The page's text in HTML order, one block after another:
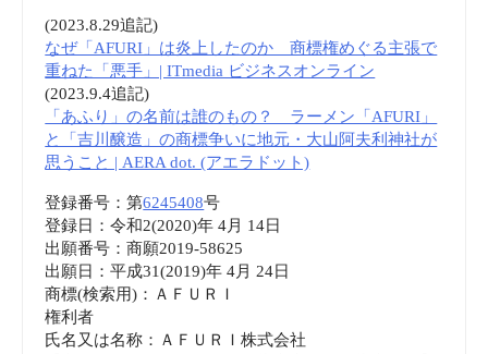
(2023.8.29追記)
なぜ「AFURI」は炎上したのか 商標権めぐる主張で
重ねた「悪手」| ITmedia ビジネスオンライン
(2023.9.4追記)
「あふり」の名前は誰のもの？ ラーメン「AFURI」
と「吉川醸造」の商標争いに地元・大山阿夫利神社が
思うこと | AERA dot. (アエラドット)
登録番号：第6245408号
登録日：令和2(2020)年 4月 14日
出願番号：商願2019-58625
出願日：平成31(2019)年 4月 24日
商標(検索用)：ＡＦＵＲＩ
権利者
氏名又は名称：ＡＦＵＲＩ株式会社